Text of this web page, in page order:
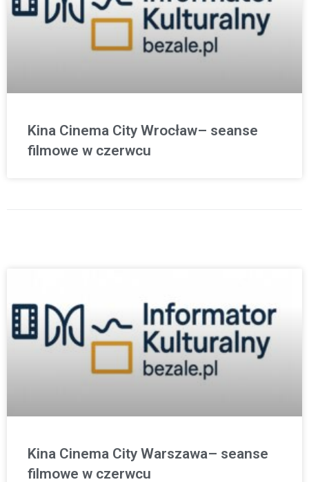
Kina Cinema City Wrocław– seanse
filmowe w czerwcu
Kina Cinema City Warszawa– seanse
filmowe w czerwcu